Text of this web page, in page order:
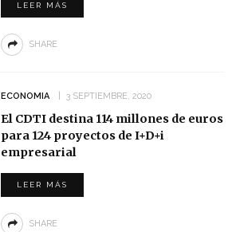
LEER MÁS
SHARE
ECONOMIA 3 SEPTIEMBRE, 2020
El CDTI destina 114 millones de euros
para 124 proyectos de I+D+i
empresarial
LEER MÁS
SHARE